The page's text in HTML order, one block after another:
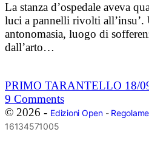
La stanza d’ospedale aveva
luci a pannelli rivolti all’insu’.
antonomasia, luogo di
dall’arto…
PRIMO TARANTELLO 18/
9 Comments
© 2026 - Edizioni Open-
16134571005